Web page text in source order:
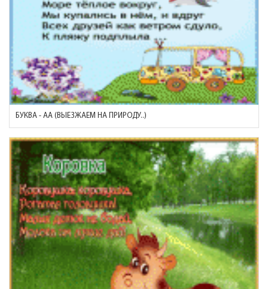
БУКВА - АА (ВЫЕЗЖАЕМ НА ПРИРОДУ..)